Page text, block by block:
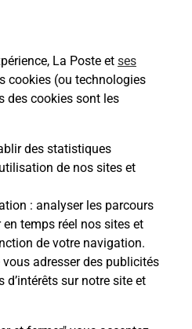
La Poste et ses
cookies (ou technologies
des cookies sont les
des statistiques
de nos sites et
: analyser les parcours
temps réel nos sites et
de votre navigation.
vous adresser des publicités
d’intérêts sur notre site et